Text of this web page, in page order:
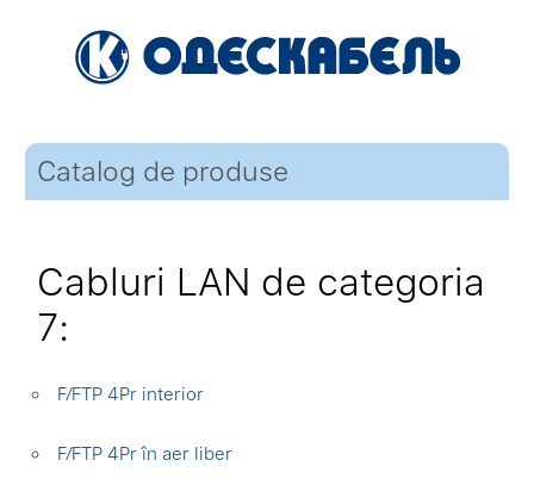
Catalog de produse
Cabluri LAN de categoria
7:
F⁄FTP 4Pr interior
F⁄FTP 4Pr în aer liber